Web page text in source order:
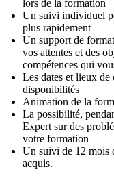
lors de la formation
Un suivi individuel
plus rapidement
Un support de
vos attentes et des
compétences qui
Les dates et lieux
disponibilités
Animation de la
La possibilité,
Expert sur des
votre formation
Un suivi de 12 mois
acquis.